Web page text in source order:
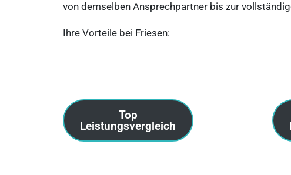
von demselben Ansprechpartner bis zur
Ihre Vorteile bei Friesen:
Top
Leistungsvergleich